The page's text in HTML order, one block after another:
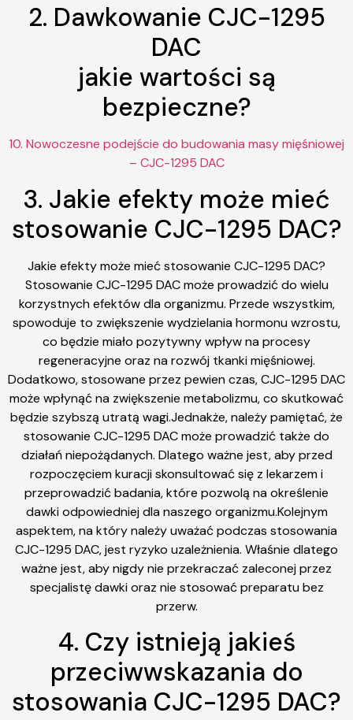
2. Dawkowanie CJC-1295
DAC
jakie wartości są
bezpieczne?
10. Nowoczesne podejście do budowania masy mięśniowej
– CJC-1295 DAC
3. Jakie efekty może mieć
stosowanie CJC-1295 DAC?
Jakie efekty może mieć stosowanie CJC-1295 DAC?
Stosowanie CJC-1295 DAC może prowadzić do wielu
korzystnych efektów dla organizmu. Przede wszystkim,
spowoduje to zwiększenie wydzielania hormonu wzrostu,
co będzie miało pozytywny wpływ na procesy
regeneracyjne oraz na rozwój tkanki mięśniowej.
Dodatkowo, stosowane przez pewien czas, CJC-1295 DAC
może wpłynąć na zwiększenie metabolizmu, co skutkować
będzie szybszą utratą wagi.Jednakże, należy pamiętać, że
stosowanie CJC-1295 DAC może prowadzić także do
działań niepożądanych. Dlatego ważne jest, aby przed
rozpoczęciem kuracji skonsultować się z lekarzem i
przeprowadzić badania, które pozwolą na określenie
dawki odpowiedniej dla naszego organizmu.Kolejnym
aspektem, na który należy uważać podczas stosowania
CJC-1295 DAC, jest ryzyko uzależnienia. Właśnie dlatego
ważne jest, aby nigdy nie przekraczać zaleconej przez
specjalistę dawki oraz nie stosować preparatu bez
przerw.
4. Czy istnieją jakieś
przeciwwskazania do
stosowania CJC-1295 DAC?